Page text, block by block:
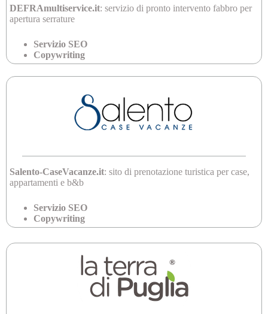
DEFRAmultiservice.it: servizio di pronto intervento fabbro per
apertura serrature
Servizio SEO
Copywriting
Salento-CaseVacanze.it: sito di prenotazione turistica per case,
appartamenti e b&b
Servizio SEO
Copywriting